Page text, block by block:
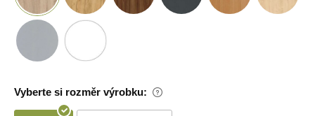
Vyberte si rozměr výrobku: